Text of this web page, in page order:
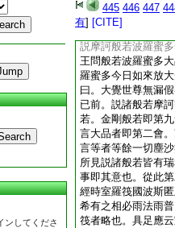
ンしてくださ
445 446 447
有] [CITE]
倒生解故地動矣。
爲四。且初第一大
經爾時大衆自相謂
説摩訶般若波羅蜜
王問般若波羅蜜多
羅蜜多今日如來放
曰。大覺世尊無漏
已前。説諸般若摩
若。金剛般若即第
言大品者即第二會
言等者等餘一切塵
所見説諸般若皆有
事即其意也。從此
經時室羅筏國波斯
希有之相必雨法雨
筏者略也。具足應